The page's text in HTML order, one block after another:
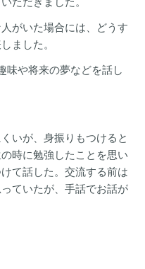
がいた場合には、どうす
ました。
味や将来の夢などを話し
いが、身振りもつけると
時に勉強したことを思い
て話した。交流する前は
ていたが、手話でお話が